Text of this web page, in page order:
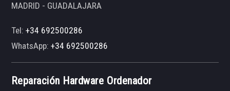
MADRID - GUADALAJARA
Tel:+34 692500286
WhatsApp:+34 692500286
Reparación Hardware Ordenador